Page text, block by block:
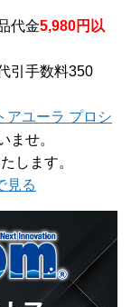
代金5,980円以
引手数料350
アユーラ プロシ
ませ。
します。
見る